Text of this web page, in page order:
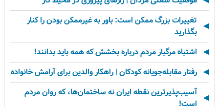
تغییرات بزرگ ممکن است: باور به غیرممکن بودن را کنار
بگذارید
اشتباه مرگبار مردم درباره بخشش که همه باید بدانند!
رفتار مقابله‌جویانه کودکان | راهکار والدین برای آرامش خانواده
آسیب‌پذیرترین نقطه ایران نه ساختمان‌ها، که روان مردم
است!